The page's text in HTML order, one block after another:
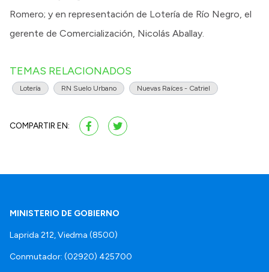
Romero; y en representación de Lotería de Río Negro, el
gerente de Comercialización, Nicolás Aballay.
TEMAS RELACIONADOS
Lotería RN Suelo Urbano Nuevas Raíces - Catriel
COMPARTIR EN:
MINISTERIO DE GOBIERNO
Laprida 212, Viedma (8500)
Conmutador: (02920) 425700